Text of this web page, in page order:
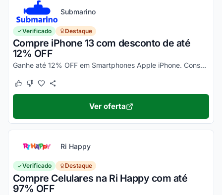
Submarino
Verificado Destaque
Compre iPhone 13 com desconto de até
12% OFF
Ganhe até 12% OFF em Smartphones Apple iPhone. Consulte ainda condições diferenciadas para pagamento no cartão Submarino. Confira!
Este cupom funcionou
Este cupom não funcionou
Ver oferta
Ri Happy
Verificado Destaque
Compre Celulares na Ri Happy com até
97% OFF